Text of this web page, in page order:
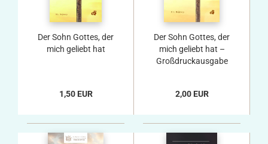
Der Sohn Gottes, der
mich geliebt hat
1,50 EUR
Der Sohn Gottes, der
mich geliebt hat –
Großdruckausgabe
2,00 EUR